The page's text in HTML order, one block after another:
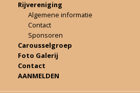
Rijvereniging
Algemene informatie
Contact
Sponsoren
Carousselgroep
Foto Galerij
Contact
AANMELDEN